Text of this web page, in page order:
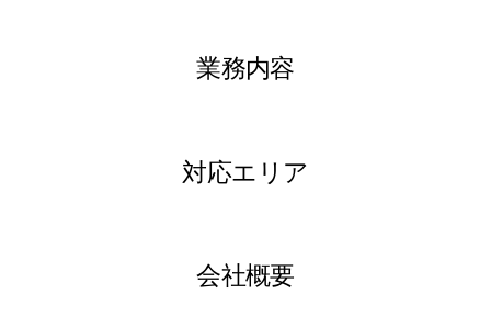
業務内容
対応エリア
会社概要